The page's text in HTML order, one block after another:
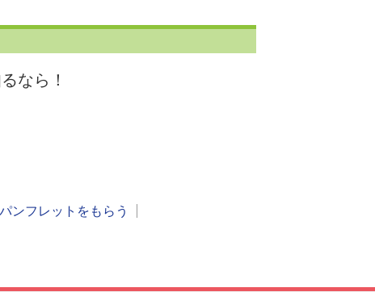
なら！
パンフレットをもらう